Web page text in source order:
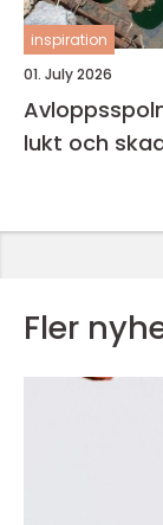
inspiration
01. July 2026
Avloppsspolning så förebygger
lukt och
Fler